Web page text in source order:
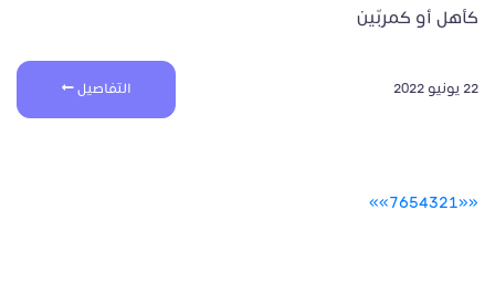
كأهل أو كمربّين
22 يونيو 2022 التفاصيل
«
«
1
2
3
4
5
6
7
»
»